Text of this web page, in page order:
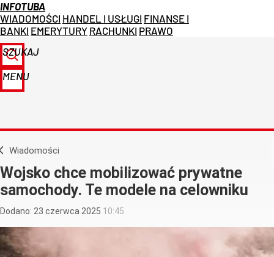
INFOTUBA
WIADOMOŚCI HANDEL I USŁUGI FINANSE I
BANKI EMERYTURY RACHUNKI PRAWO
SZUKAJ
MENU
Wiadomości
Wojsko chce mobilizować prywatne
samochody. Te modele na celowniku
Dodano: 23 czerwca 2025 10:45